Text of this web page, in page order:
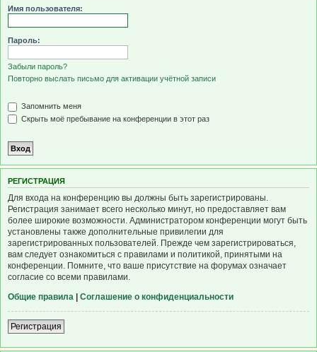
Имя пользователя:
Пароль:
Забыли пароль?
Повторно выслать письмо для активации учётной записи
Запомнить меня
Скрыть моё пребывание на конференции в этот раз
РЕГИСТРАЦИЯ
Для входа на конференцию вы должны быть зарегистрированы.
Регистрация занимает всего несколько минут, но предоставляет вам
более широкие возможности. Администратором конференции могут быть
установлены также дополнительные привилегии для
зарегистрированных пользователей. Прежде чем зарегистрироваться,
вам следует ознакомиться с правилами и политикой, принятыми на
конференции. Помните, что ваше присутствие на форумах означает
согласие со всеми правилами.
Общие правила | Соглашение о конфиденциальности
Регистрация